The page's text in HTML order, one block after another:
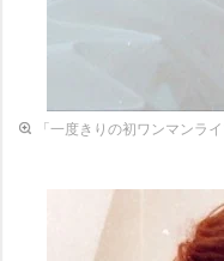
「一度きりの初ワンマンラ